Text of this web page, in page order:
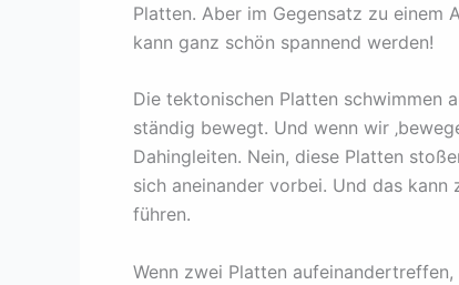
Platten. Aber im Gegensatz zu einem
kann ganz schön spannend werden!
Die tektonischen Platten schwimmen
ständig bewegt. Und wenn wir
Dahingleiten. Nein, diese Platten
sich aneinander vorbei. Und das
führen.
Wenn zwei Platten